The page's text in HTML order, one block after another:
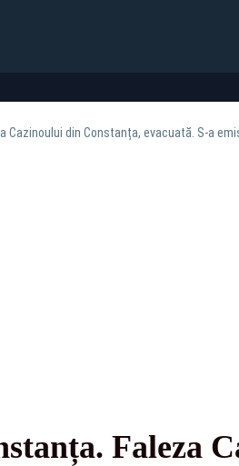
Cazinoului din Constanța, evacuată. S-a
Faleza